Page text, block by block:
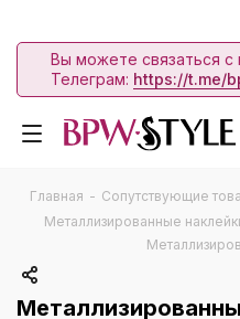
Вы можете связаться с
Телеграм: https://t.me/
Главная - Сопутствующие
Металлизированные